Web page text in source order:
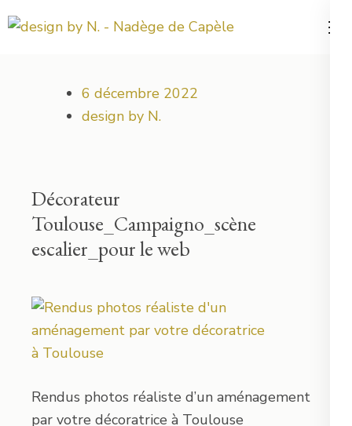
au
6 décembre 2022
design by N.
Décorateur
Toulouse_Campaigno_scène
escalier_pour le web
Rendus photos réaliste d’un aménagement
par votre décoratrice à Toulouse